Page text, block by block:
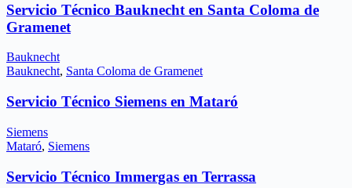
Servicio Técnico Bauknecht en Santa Coloma de
Gramenet
Bauknecht
Bauknecht, Santa Coloma de Gramenet
Servicio Técnico Siemens en Mataró
Siemens
Mataró, Siemens
Servicio Técnico Immergas en Terrassa